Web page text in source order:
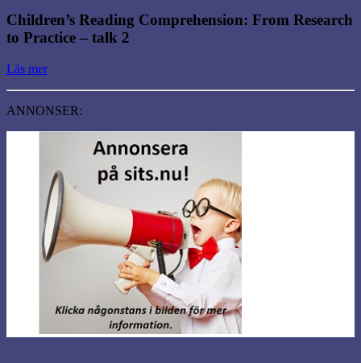
Children’s Reading Comprehension: From Research
to Practice – talk 2
Läs mer
ANNONSER: